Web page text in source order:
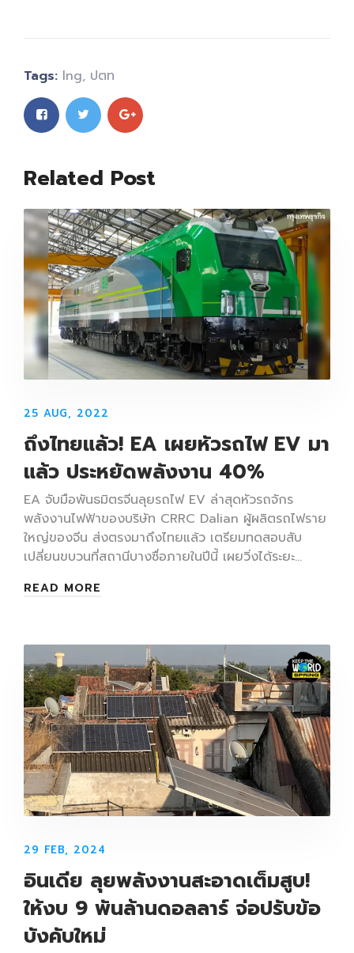
Tags: lng, ปตท
Related Post
25 AUG, 2022
ถึงไทยแล้ว! EA เผยหัวรถไฟ EV มา
แล้ว ประหยัดพลังงาน 40%
EA จับมือพันธมิตรจีนลุยรถไฟ EV ล่าสุดหัวรถจักร
พลังงานไฟฟ้าของบริษัท CRRC Dalian ผู้ผลิตรถไฟราย
ใหญ่ของจีน ส่งตรงมาถึงไทยแล้ว เตรียมทดสอบสับ
เปลี่ยนขบวนที่สถานีบางซื่อภายในปีนี้ เผยวิ่งได้ระยะ…
READ MORE
29 FEB, 2024
อินเดีย ลุยพลังงานสะอาดเต็มสูบ!
ให้งบ 9 พันล้านดอลลาร์ จ่อปรับข้อ
บังคับใหม่